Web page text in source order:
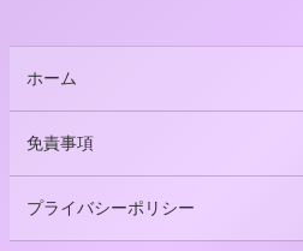
ホーム
免責事項
プライバシーポリシー